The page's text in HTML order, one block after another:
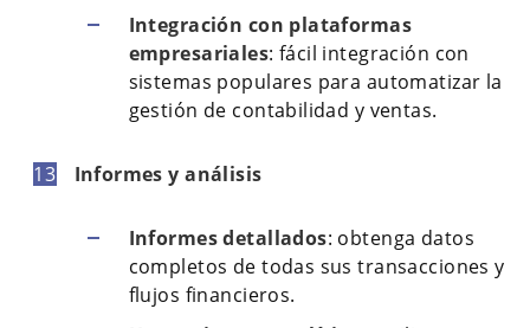
Integración con plataformas
empresariales: fácil integración con
sistemas populares para automatizar la
gestión de contabilidad y ventas.
Informes y análisis
Informes detallados: obtenga datos
completos de todas sus transacciones y
flujos financieros.